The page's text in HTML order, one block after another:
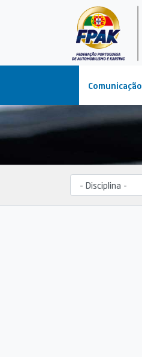
Comunicação
Disciplina